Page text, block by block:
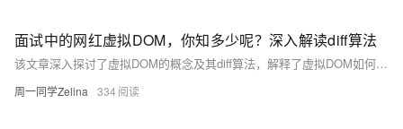
面试中的网红虚拟DOM，你知多少呢？深入解读diff算法
该文章深入探讨了虚拟DOM的概念及其diff算法，解释了虚拟DOM如何最小化实际DOM的更新，以此提升web应用的性能，并详细分析了diff算法的实现机制。
周一同学Zelina 334